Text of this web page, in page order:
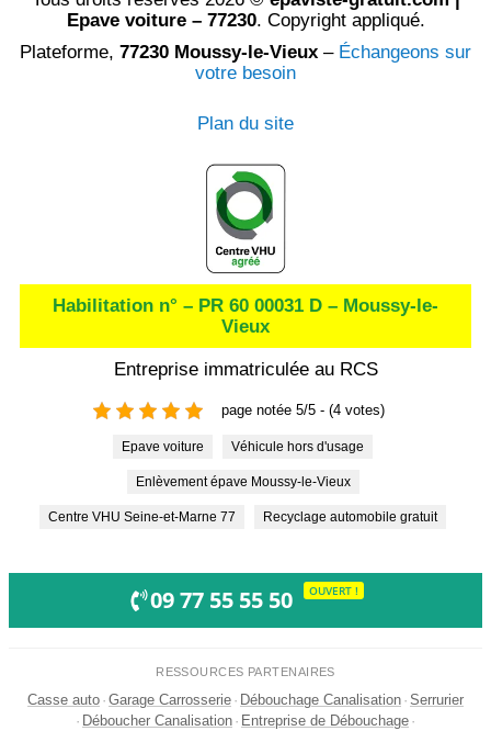
Epave voiture – 77230. Copyright appliqué.
Plateforme, 77230 Moussy-le-Vieux – Échangeons sur
votre besoin
Plan du site
Habilitation n° – PR 60 00031 D – Moussy-le-
Vieux
Entreprise immatriculée au RCS
page notée 5/5 - (4 votes)
Epave voiture Véhicule hors d'usage
Enlèvement épave Moussy-le-Vieux
Centre VHU Seine-et-Marne 77 Recyclage automobile gratuit
09 77 55 55 50 OUVERT !
RESSOURCES PARTENAIRES
Casse auto · Garage Carrosserie · Débouchage Canalisation · Serrurier
· Déboucher Canalisation · Entreprise de Débouchage ·